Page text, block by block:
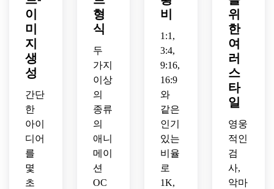
드 헤
어,
빛나
는 호
흡 테
크닉
라,
깔끔
한 구
도,
극적
인 림
조명,
팩트
쇼넨
일러
스트
레이
션,
초디
테일
한 의
상 접
힘,
강렬
한 분
위기,
포스
이
미
지
생
성
간단
한
아이
디어
를
몇
초
형
식
두
가지
이상
의
종류
의
애니
메이
션
OC
비
1:1,
3:4,
9:16,
16:9
와
같은
인기
있는
비율
로
1K,
위
한
여
러
스
타
일
영웅
적인
검
사,
악마